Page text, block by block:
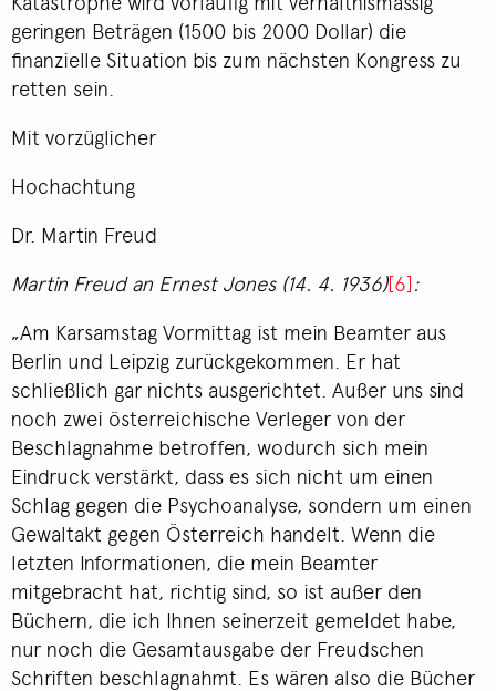
geringen Beträgen (1500 bis 2000 Dollar) die
finanzielle Situation bis zum nächsten Kongress zu
retten sein.
Mit vorzüglicher
Hochachtung
Dr. Martin Freud
Martin Freud an Ernest Jones (14. 4. 1936)[6]:
„Am Karsamstag Vormittag ist mein Beamter aus
Berlin und Leipzig zurückgekommen. Er hat
schließlich gar nichts ausgerichtet. Außer uns sind
noch zwei österreichische Verleger von der
Beschlagnahme betroffen, wodurch sich mein
Eindruck verstärkt, dass es sich nicht um einen
Schlag gegen die Psychoanalyse, sondern um einen
Gewaltakt gegen Österreich handelt. Wenn die
letzten Informationen, die mein Beamter
mitgebracht hat, richtig sind, so ist außer den
Büchern, die ich Ihnen seinerzeit gemeldet habe,
nur noch die Gesamtausgabe der Freudschen
Schriften beschlagnahmt. Es wären also die Bücher